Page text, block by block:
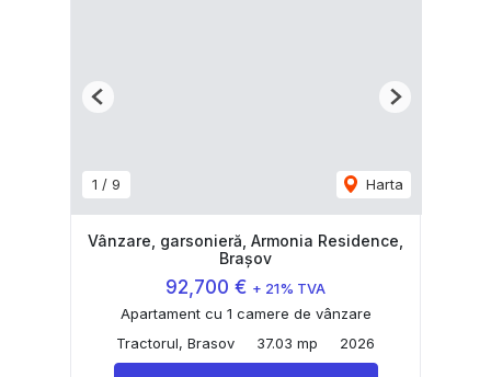
1 / 9 Harta
Previous Next
Vânzare, garsonieră, Armonia Residence,
Brașov
92,700 € + 21% TVA
Apartament cu 1 camere de vânzare
Tractorul, Brasov
37.03 mp 2026